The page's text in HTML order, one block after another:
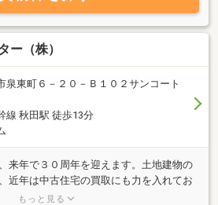
ー（株）
泉東町６－２０－Ｂ１０２サンコート
線 秋田駅 徒歩13分
来年で３０周年を迎えます。土地建物の
近年は中古住宅の買取にも力を入れてお
んだ住宅を新たなお客様へ！」そのよう
もっと見る